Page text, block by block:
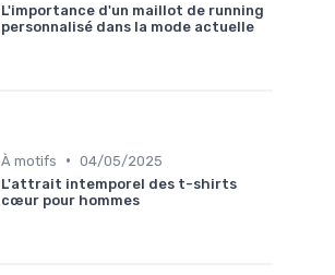
L'importance d'un maillot de running
personnalisé dans la mode actuelle
À motifs • 04/05/2025
L'attrait intemporel des t-shirts
cœur pour hommes